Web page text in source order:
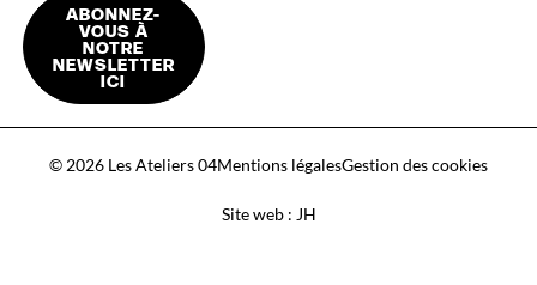
ABONNEZ-
VOUS À
NOTRE
NEWSLETTER
ICI
© 2026 Les Ateliers 04Mentions légalesGestion des cookies
Site web : JH